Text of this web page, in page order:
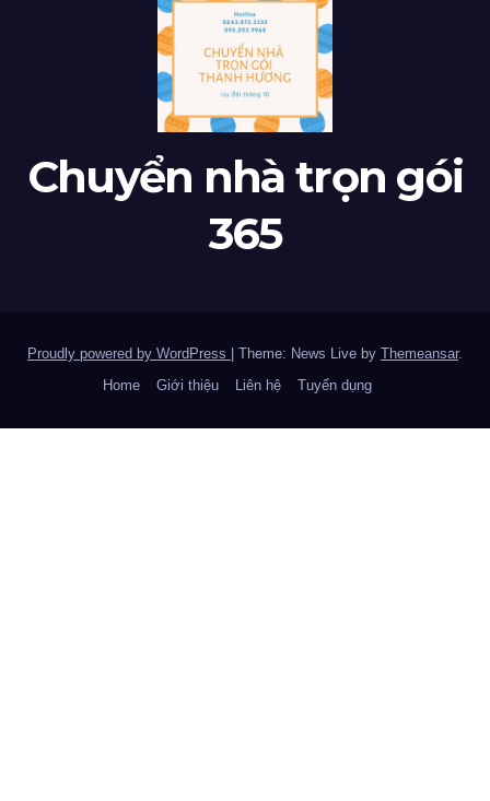
Chuyển nhà trọn gói
365
Proudly powered by WordPress Theme: News Live by Themeansar.
Home
Giới thiệu Liên hệ Tuyển dụng